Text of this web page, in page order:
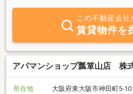
この不動産会社
賃貸物件を
アパマンショップ瓢箪山店 株
所在地
大阪府東大阪市神田町5-10